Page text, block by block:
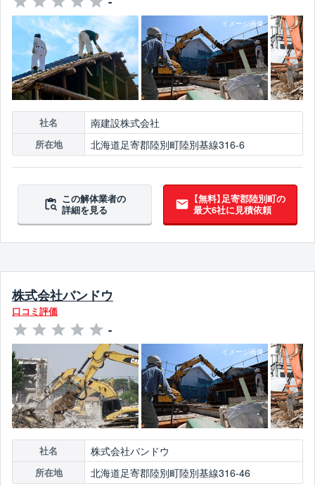
社名 南建設株式会社
所在地 北海道足寄郡陸別町陸別基線316-6
この解体業者の
詳細を見る
【無料】足寄郡陸別町の
最大6社に見積依頼
株式会社バンドウ
口コミ評価
-
社名 株式会社バンドウ
所在地 北海道足寄郡陸別町陸別基線316-46